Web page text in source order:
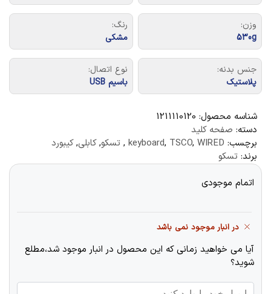
وزن:
530g
رنگ:
مشکی
جنس بدنه:
پلاستیک
نوع اتصال:
باسیم USB
شناسه محصول: 1211110120
دسته: صفحه کلید
برچسب:
keyboard, TSCO, WIRED
, تسکو,کابلی,کیبورد
برند: تسکو
اتمام موجودی
در انبار موجود نمی باشد
آیا می خواهید زمانی که این محصول در انبار موجود شد،مطلع
شوید؟